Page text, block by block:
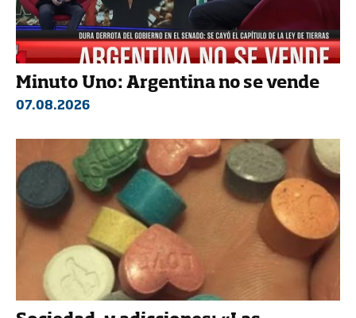
Minuto Uno: Argentina no se vende
07.08.2026